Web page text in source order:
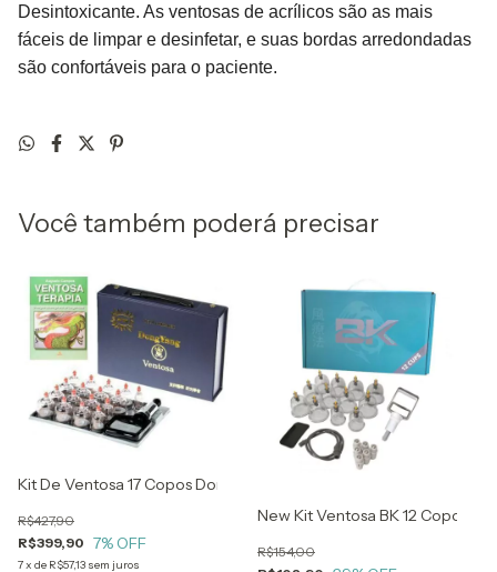
Desintoxicante. As ventosas de acrílicos são as mais
fáceis de limpar e desinfetar, e suas bordas arredondadas
são confortáveis para o paciente.
Você também poderá precisar
Kit De Ventosa 17 Copos Dong Yang C/ Livro Ventosaterapia
R$399,90
R$427,90
7% OFF
7x de R$57,13 sem juros
New Kit Ventosa BK 12 Copos
R$154,00